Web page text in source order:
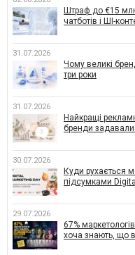
Штраф до €15
чатботів і ШІ-
31.07.2026
Чому великі
три роки
31.07.2026
Найкращі
бренди задавали
30.07.2026
Куди рухається
підсумками
29.07.2026
67%
хоча знають, що